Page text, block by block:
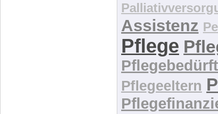
Assistenz
Pflege
Pflegeeltern